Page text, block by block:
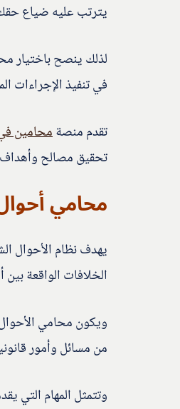
يترتب عليه ضياع
لذلك ينصح باختيار
في تنفيذ الإجراءات
تقدم منصةمحامين
تحقيق مصالح وأهداف
محامي
يهدف نظام الأحوال
الخلافات الواقعة بين
ويكون محامي
من مسائل وأمور
وتتمثل المهام التي